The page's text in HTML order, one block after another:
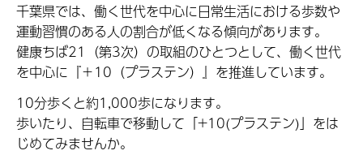
千葉県では、働く世代を中心に日常生活における歩数や
運動習慣のある人の割合が低くなる傾向があります。
健康ちば21（第3次）の取組のひとつとして、働く世代
を中心に『＋10（プラステン）』を推進しています。
10分歩くと約1,000歩になります。
歩いたり、自転車で移動して「+10(プラステン)」をは
じめてみませんか。